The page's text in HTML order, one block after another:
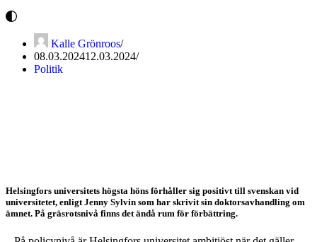
Kalle Grönroos
08.03.202412.03.2024
Politik
Helsingfors universitets högsta höns förhåller sig positivt till svenskan vid
universitetet, enligt Jenny Sylvin som har skrivit sin doktorsavhandling om
ämnet. På gräsrotsnivå finns det ändå rum för förbättring.